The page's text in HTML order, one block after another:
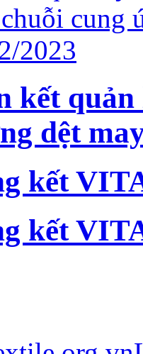
kết
dệt
kết
kết